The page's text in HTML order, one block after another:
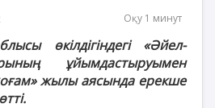
Оқу 1 минут
өкілдігіндегі «Әйел-
ұйымдастыруымен
жылы аясында ерекше